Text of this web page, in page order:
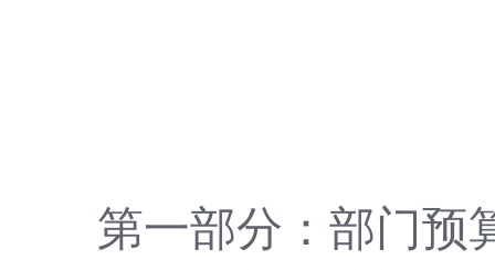
第一部分：部门预